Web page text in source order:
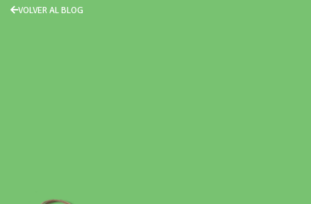
VOLVER AL BLOG